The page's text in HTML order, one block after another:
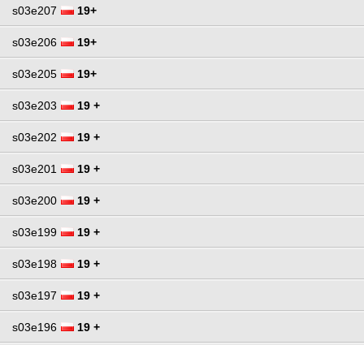
s03e207 19+
s03e206 19+
s03e205 19+
s03e203 19 +
s03e202 19 +
s03e201 19 +
s03e200 19 +
s03e199 19 +
s03e198 19 +
s03e197 19 +
s03e196 19 +